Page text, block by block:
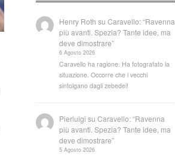
Henry Roth suCaravello: “Ravenna
più avanti. Spezia? Tante idee, ma
deve dimostrare”
6 Agosto 2026
Caravello ha ragione. Ha fotografato la
situazione. Occorre che i vecchi
sintolgano dagli zebedei!
Pierluigi suCaravello: “Ravenna
più avanti. Spezia? Tante idee, ma
deve dimostrare”
5 Agosto 2026